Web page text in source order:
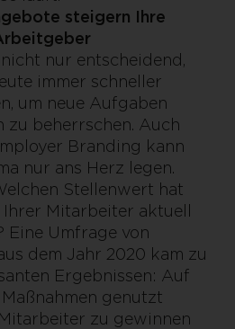
steigern Ihre
nur entscheidend,
immer schneller
um neue Aufgaben
zu beherrschen. Auch
Branding kann
nur ans Herz legen.
Stellenwert hat
Mitarbeiter aktuell
Eine Umfrage von
dem Jahr 2020 kam zu
Ergebnissen: Auf
genutzt
zu gewinnen